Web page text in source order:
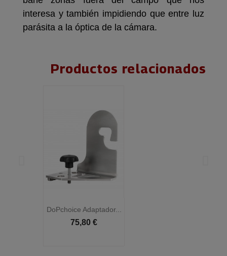
interesa y también impidiendo que entre luz
parásita a la óptica de la cámara.
Productos relacionados
DoPchoice Adaptador...
75,80 €